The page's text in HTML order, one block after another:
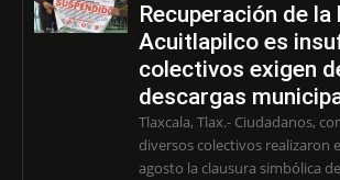
Recuperación de la
Acuitlapilco es
colectivos exigen
descargas
Tlaxcala, Tlax.- Ciudadanos,
diversos colectivos realizaron
agosto la clausura simbólica